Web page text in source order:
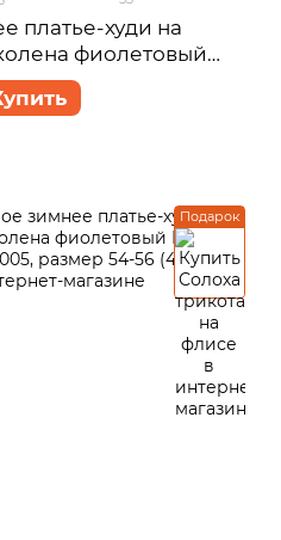
платье-худи на
фиолетовый
700001005, размер
Подарок